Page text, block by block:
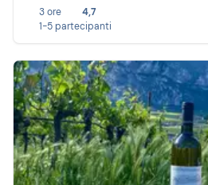
3 ore
4,7
1-5 partecipanti